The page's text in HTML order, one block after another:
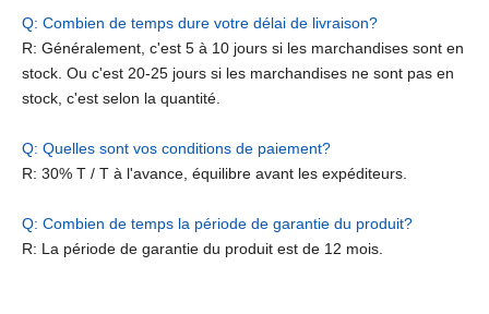
Q: Combien de temps dure votre délai de livraison?
R: Généralement, c'est 5 à 10 jours si les marchandises sont en
stock. Ou c'est 20-25 jours si les marchandises ne sont pas en
stock, c'est selon la quantité.
Q: Quelles sont vos conditions de paiement?
R: 30% T / T à l'avance, équilibre avant les expéditeurs.
Q: Combien de temps la période de garantie du produit?
R: La période de garantie du produit est de 12 mois.